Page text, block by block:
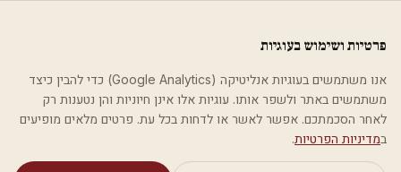
מאמריםקטגוריותחיפושאודות
בית קטגוריות
אסתטיקה רפואית
Personal Clinics - פרסונל קליניקס
פרטיות ושימוש בעוגיות
אנו משתמשים בעוגיות אנליטיקה (Google Analytics) כדי להבין כיצד
משתמשים באתר ולשפר אותו. עוגיות אלו אינן חיוניות והן נטענות רק
לאחר הסכמתכם. אפשר לאשר או לדחות בכל עת. פרטים מלאים מופיעים
במדיניות הפרטיות.